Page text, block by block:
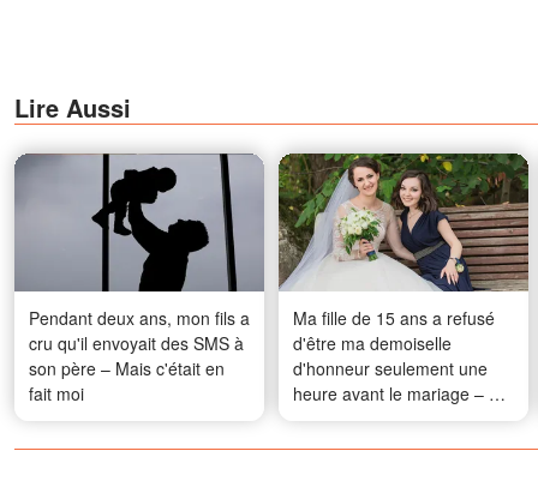
Lire Aussi
Pendant deux ans, mon fils a
cru qu'il envoyait des SMS à
son père – Mais c'était en
fait moi
Ma fille de 15 ans a refusé
d'être ma demoiselle
d'honneur seulement une
heure avant le mariage – La
raison m'a poussée à
appeler la police